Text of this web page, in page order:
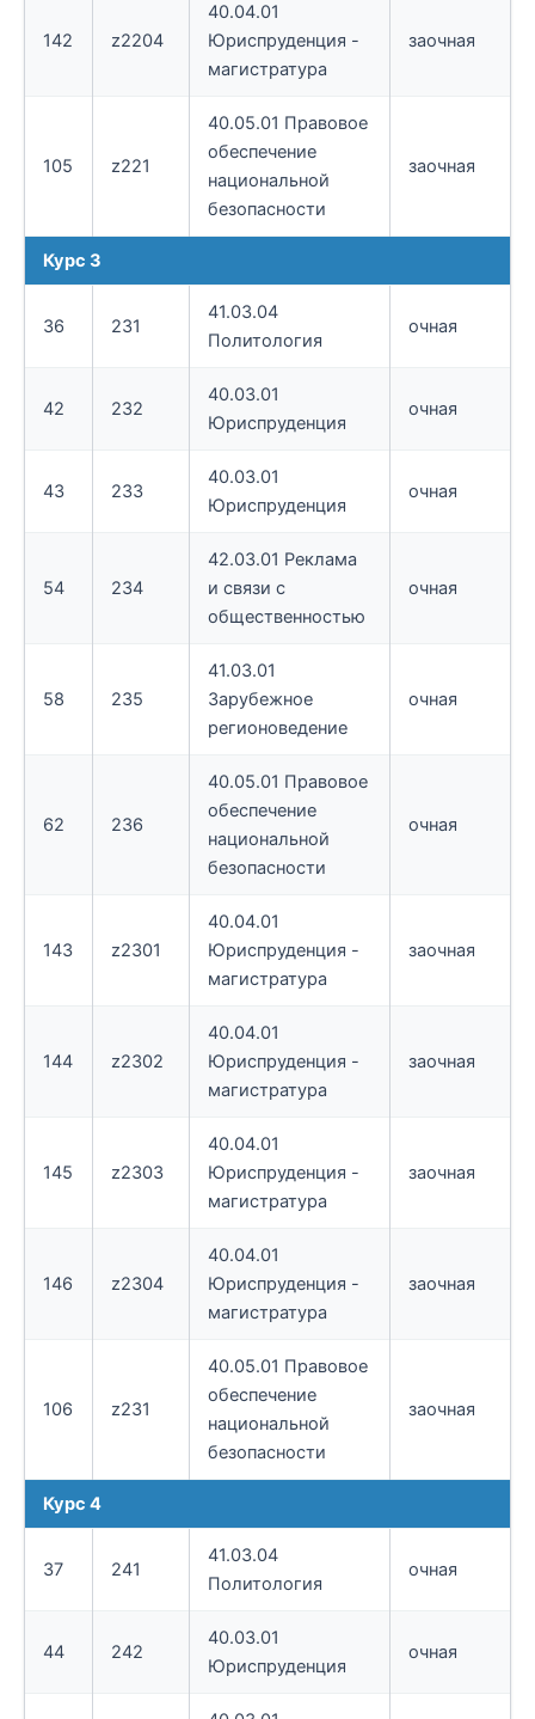
142 z2204
40.04.01
Юриспруденция -
магистратура
заочная
105 z221
40.05.01 Правовое
обеспечение
национальной
безопасности
заочная
Курс 3
36 231
41.03.04
Политология
очная
42 232
40.03.01
Юриспруденция
очная
43 233
40.03.01
Юриспруденция
очная
54 234
42.03.01 Реклама
и связи с
общественностью
очная
58 235
41.03.01
Зарубежное
регионоведение
очная
62 236
40.05.01 Правовое
обеспечение
национальной
безопасности
очная
143 z2301
40.04.01
Юриспруденция -
магистратура
заочная
144 z2302
40.04.01
Юриспруденция -
магистратура
заочная
145 z2303
40.04.01
Юриспруденция -
магистратура
заочная
146 z2304
40.04.01
Юриспруденция -
магистратура
заочная
106 z231
40.05.01 Правовое
обеспечение
национальной
безопасности
заочная
Курс 4
37 241
41.03.04
Политология
очная
44 242
40.03.01
Юриспруденция
очная